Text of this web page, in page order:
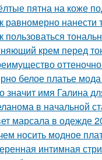
пятна на коже
равномерно нанести
пользоваться
крем перед
белое платье
значит имя Галина
в начальной
марсала в одежде
носить модное
интимная